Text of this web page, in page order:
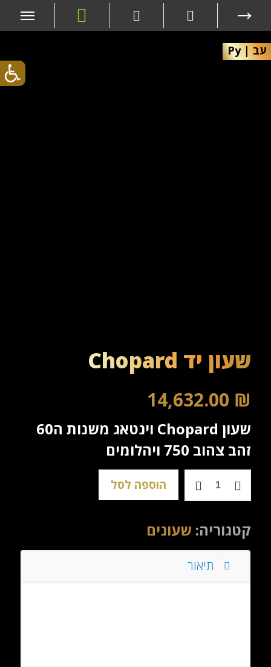
עב|
Ру
שעון יד Chopard
14,632.00 ₪
שעון Chopard וינטאג משנות ה60
זהב צהוב 750 ויהלומים
כמות
של
שעון
יד
Chopard
הוספה לסל
קטגוריה: שעונים
תיאור